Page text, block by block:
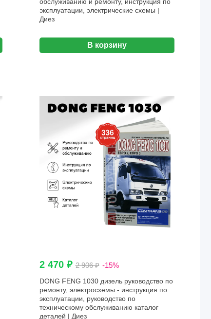
эксплуатации, электрические схемы |
Диез
В корзину
2 470 ₽2 906 ₽ -15%
DONG FENG 1030 дизель руководство по
ремонту, электросхемы - инструкция по
эксплуатации, руководство по
техническому обслуживанию каталог
деталей | Диез